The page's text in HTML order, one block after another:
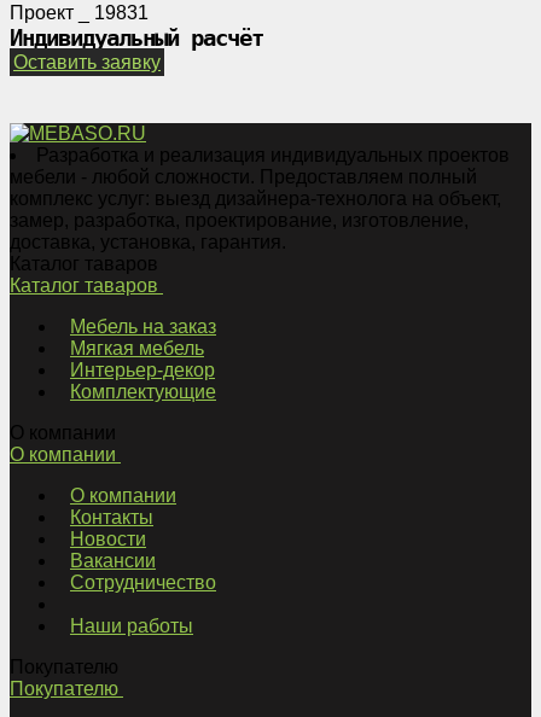
Проект _ 19831
Индивидуальный расчёт
Оставить заявку
Разработка и реализация индивидуальных проектов
мебели - любой сложности. Предоставляем полный
комплекс услуг: выезд дизайнера-технолога на объект,
замер, разработка, проектирование, изготовление,
доставка, установка, гарантия.
Каталог таваров
Каталог таваров
Мебель на заказ
Мягкая мебель
Интерьер-декор
Комплектующие
О компании
О компании
О компании
Контакты
Новости
Вакансии
Сотрудничество
Наши работы
Покупателю
Покупателю